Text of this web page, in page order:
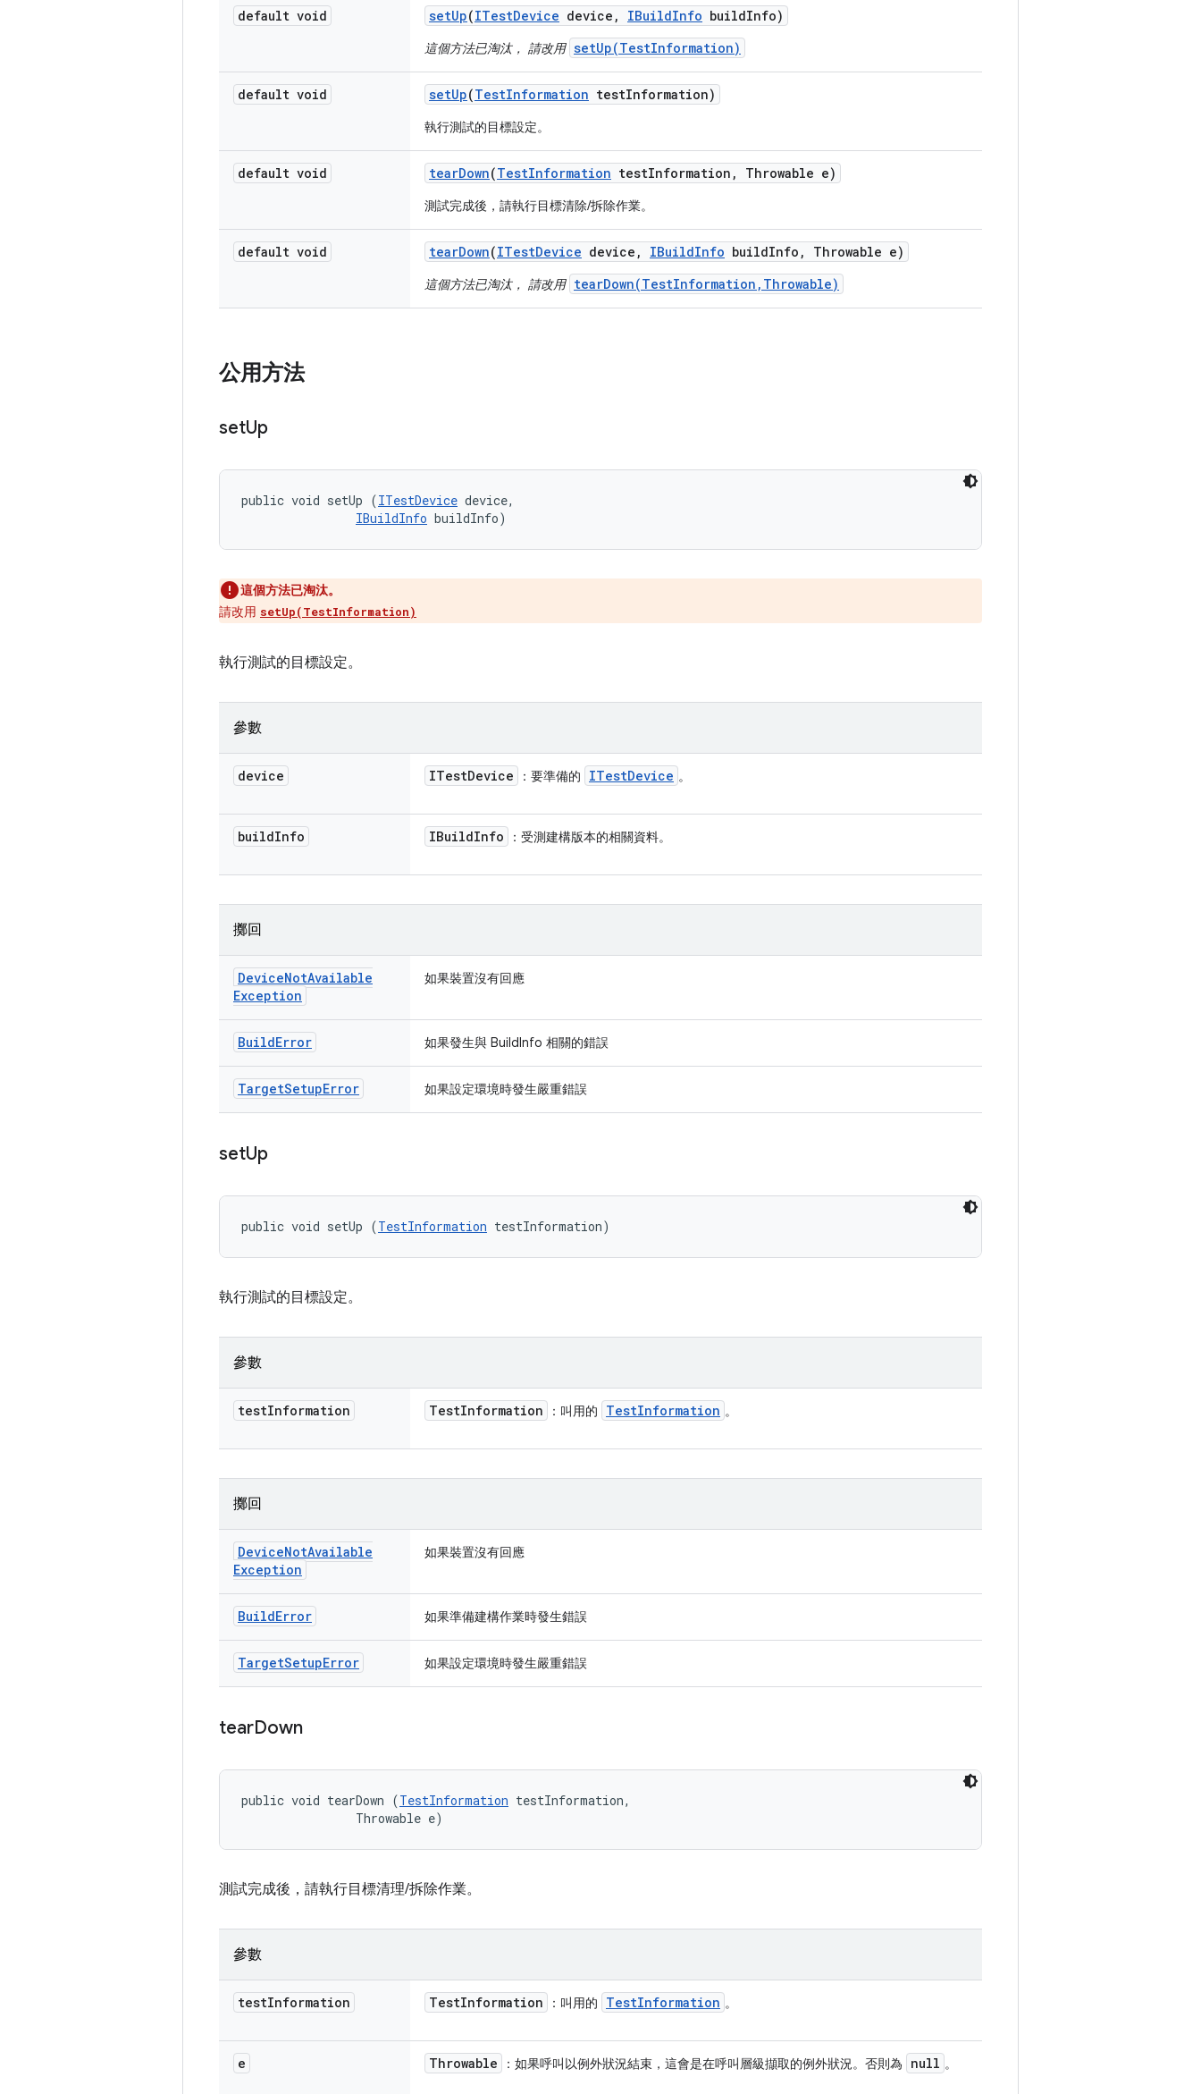
default void setUp(ITestDevice device , IBuildInfo buildInfo)
這個方法已淘汰， 請改用 setUp(TestInformation)
default void setUp(TestInformation testInformation)
執行測試的目標設定。
default void tearDown(TestInformation testInformation , Throwable e)
測試完成後，請執行目標清除/拆除作業。
default void tearDown(ITestDevice device , IBuildInfo buildInfo , Throwable e)
這個方法已淘汰， 請改用 tearDown(TestInformation,Throwable)
公用方法
setUp
public void setUp (ITestDevice device,
IBuildInfo buildInfo)
這個方法已淘汰。
請改用 setUp(TestInformation)
執行測試的目標設定。
參數
device ITestDevice ：要準備的 ITestDevice 。
buildInfo IBuildInfo ：受測建構版本的相關資料。
擲回
DeviceNotAvailable
Exception
如果裝置沒有回應
BuildError 如果發生與 BuildInfo 相關的錯誤
TargetSetupError 如果設定環境時發生嚴重錯誤
setUp
public void setUp (TestInformation testInformation)
執行測試的目標設定。
參數
testInformation TestInformation ：叫用的 TestInformation 。
擲回
DeviceNotAvailable
Exception
如果裝置沒有回應
BuildError 如果準備建構作業時發生錯誤
TargetSetupError 如果設定環境時發生嚴重錯誤
tearDown
public void tearDown (TestInformation testInformation,
                Throwable e)
測試完成後，請執行目標清理/拆除作業。
參數
testInformation TestInformation ：叫用的 TestInformation 。
e Throwable ：如果呼叫以例外狀況結束，這會是在呼叫層級擷取的例外狀況。否則為 null 。